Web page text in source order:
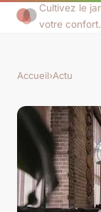
Cultivez le
votre confort.
Accueil›Actu